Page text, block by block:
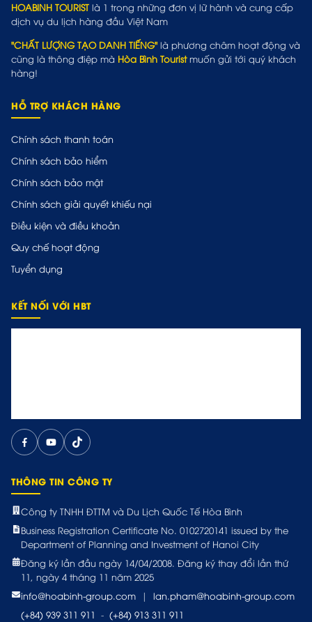
HOABINH TOURIST là 1 trong những đơn vị lữ hành và cung cấp
dịch vụ du lịch hàng đầu Việt Nam
"CHẤT LƯỢNG TẠO DANH TIẾNG" là phương châm hoạt động và
cũng là thông điệp mà Hòa Bình Touristmuốn gửi tới quý khách
hàng!
HỖ TRỢ KHÁCH HÀNG
Chính sách thanh toán
Chính sách bảo hiểm
Chính sách bảo mật
Chính sách giải quyết khiếu nại
Điều kiện và điều khoản
Quy chế hoạt động
Tuyển dụng
KẾT NỐI VỚI HBT
THÔNG TIN CÔNG TY
Công ty TNHH ĐTTM và Du Lịch Quốc Tế Hòa Bình
Business Registration Certificate No. 0102720141 issued by the
Department of Planning and Investment of Hanoi City
Đăng ký lần đầu ngày 14/04/2008. Đăng ký thay đổi lần thứ
11, ngày 4 tháng 11 năm 2025
info@hoabinh-group.com
|
lan.pham@hoabinh-group.com
(+84) 939 311 911 - (+84) 913 311 911